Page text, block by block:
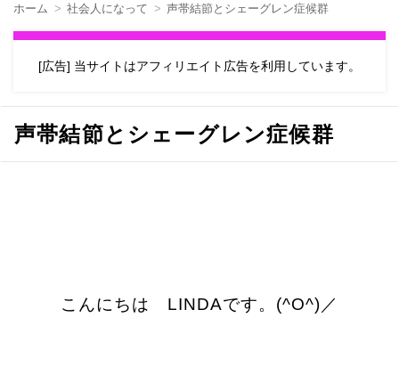
ホーム 社会人になって 声帯結節とシェーグレン症候群
[広告] 当サイトはアフィリエイト広告を利用しています。
声帯結節とシェーグレン症候群
こんにちは LINDAです。(^O^)／